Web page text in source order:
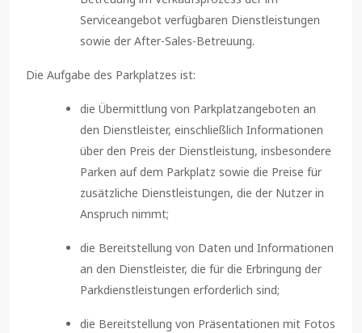
Serviceangebot verfügbaren Dienstleistungen
sowie der After-Sales-Betreuung.
Die Aufgabe des Parkplatzes ist:
die Übermittlung von Parkplatzangeboten an
den Dienstleister, einschließlich Informationen
über den Preis der Dienstleistung, insbesondere
Parken auf dem Parkplatz sowie die Preise für
zusätzliche Dienstleistungen, die der Nutzer in
Anspruch nimmt;
die Bereitstellung von Daten und Informationen
an den Dienstleister, die für die Erbringung der
Parkdienstleistungen erforderlich sind;
die Bereitstellung von Präsentationen mit Fotos